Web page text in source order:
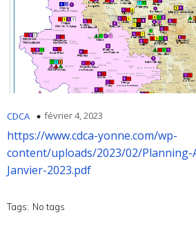
CDCA février 4, 2023
https://www.cdca-yonne.com/wp-
content/uploads/2023/02/Planning-
Janvier-2023.pdf
Tags: No tags